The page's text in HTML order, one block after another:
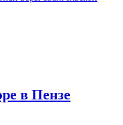
в Пензе